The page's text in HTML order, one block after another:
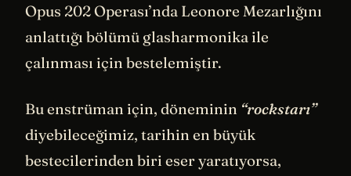
Opus 202 Operası’nda Leonore Mezarlığını
anlattığı bölümü glasharmonika ile
çalınması için bestelemiştir.
Bu enstrüman için, döneminin “rockstarı”
diyebileceğimiz, tarihin en büyük
bestecilerinden biri eser yaratıyorsa,